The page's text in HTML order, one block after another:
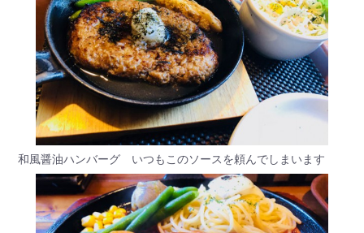
和風醤油ハンバーグ いつもこのソースを頼んでしまいます